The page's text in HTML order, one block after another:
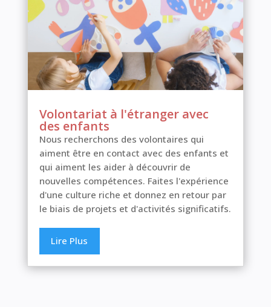
Volontariat à l'étranger avec
des enfants
Nous recherchons des volontaires qui
aiment être en contact avec des enfants et
qui aiment les aider à découvrir de
nouvelles compétences. Faites l'expérience
d'une culture riche et donnez en retour par
le biais de projets et d'activités significatifs.
Lire Plus